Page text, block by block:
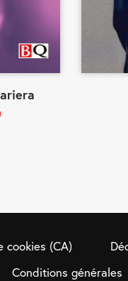
cookies (CA)
Conditions générales